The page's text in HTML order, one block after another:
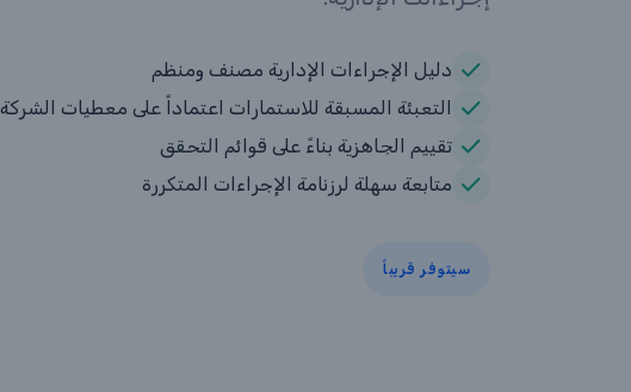
دليل الإجراءات الإدارية مصنف ومنظم
التعبئة المسبقة للاستمارات اعتماداً على معطيات الشركة
تقييم الجاهزية بناءً على قوائم التحقق
متابعة سهلة لرزنامة الإجراءات المتكررة
سيتوفر قريباً